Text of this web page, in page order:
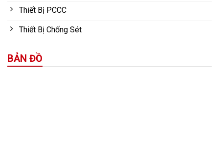
Thiết Bị PCCC
Thiết Bị Chống Sét
BẢN ĐỒ